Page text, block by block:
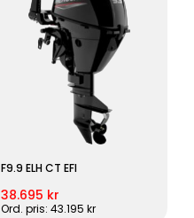
F9.9 ELH CT EFI
38.695 kr
Ord. pris: 43.195 kr